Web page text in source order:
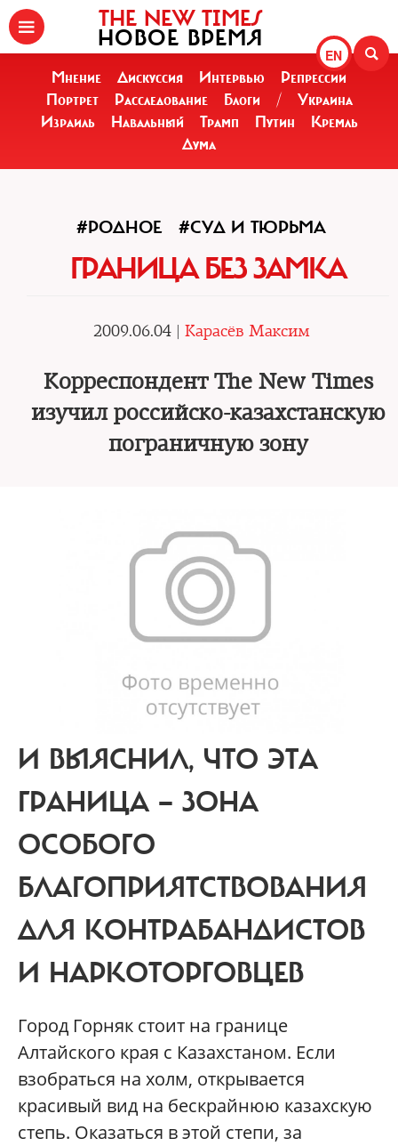
EN
THE NEW TIMES
НОВОЕ ВРЕМЯ
Мнение Дискуссия Интервью
Репрессии
Портрет
Расследование Блоги /
Украина
Израиль
Навальный Трамп Путин
Кремль
Дума
#РОДНОЕ #СУД И ТЮРЬМА
ГРАНИЦА БЕЗ ЗАМКА
2009.06.04 | Карасёв Максим
Корреспондент The New Times
изучил российско-казахстанскую
пограничную зону
И ВЫЯСНИЛ, ЧТО ЭТА
ГРАНИЦА — ЗОНА
ОСОБОГО
БЛАГОПРИЯТСТВОВАНИЯ
ДЛЯ КОНТРАБАНДИСТОВ
И НАРКОТОРГОВЦЕВ
Город Горняк стоит на границе
Алтайского края с Казахстаном. Если
взобраться на холм, открывается
красивый вид на бескрайнюю казахскую
степь. Оказаться в этой степи, за